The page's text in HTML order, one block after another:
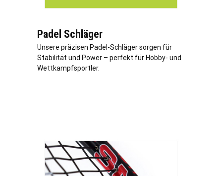
Padel Schläger
Unsere präzisen Padel-Schläger sorgen für
Stabilität und Power – perfekt für Hobby- und
Wettkampfsportler.